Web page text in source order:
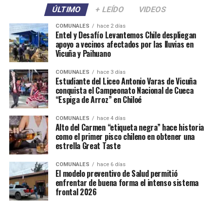
ÚLTIMO + LEÍDO VIDEOS
COMUNALES hace 2 días
Entel y Desafío Levantemos Chile despliegan
apoyo a vecinos afectados por las lluvias en
Vicuña y Paihuano
COMUNALES hace 3 días
Estudiante del Liceo Antonio Varas de Vicuña
conquista el Campeonato Nacional de Cueca
“Espiga de Arroz” en Chiloé
COMUNALES hace 4 días
Alto del Carmen “etiqueta negra” hace historia
como el primer pisco chileno en obtener una
estrella Great Taste
COMUNALES hace 6 días
El modelo preventivo de Salud permitió
enfrentar de buena forma el intenso sistema
frontal 2026